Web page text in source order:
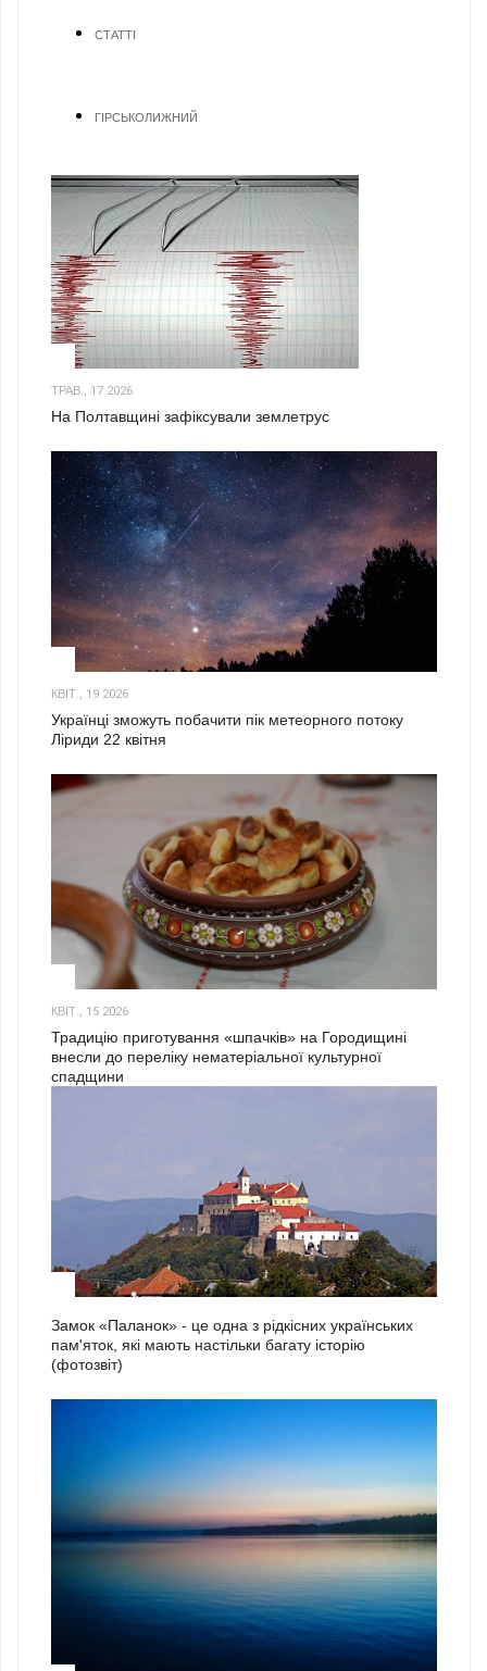
СТАТТІ
ГІРСЬКОЛИЖНИЙ
ТРАВ., 17 2026
На Полтавщині зафіксували землетрус
КВІТ., 19 2026
Українці зможуть побачити пік метеорного потоку
Ліриди 22 квітня
КВІТ., 15 2026
Традицію приготування «шпачків» на Городищині
внесли до переліку нематеріальної культурної
спадщини
Замок «Паланок» - це одна з рідкісних українських
пам'яток, які мають настільки багату історію
(фотозвіт)